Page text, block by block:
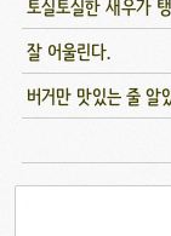
토실토실한 새우가
잘 어울린다.
버거만 맛있는 줄 알